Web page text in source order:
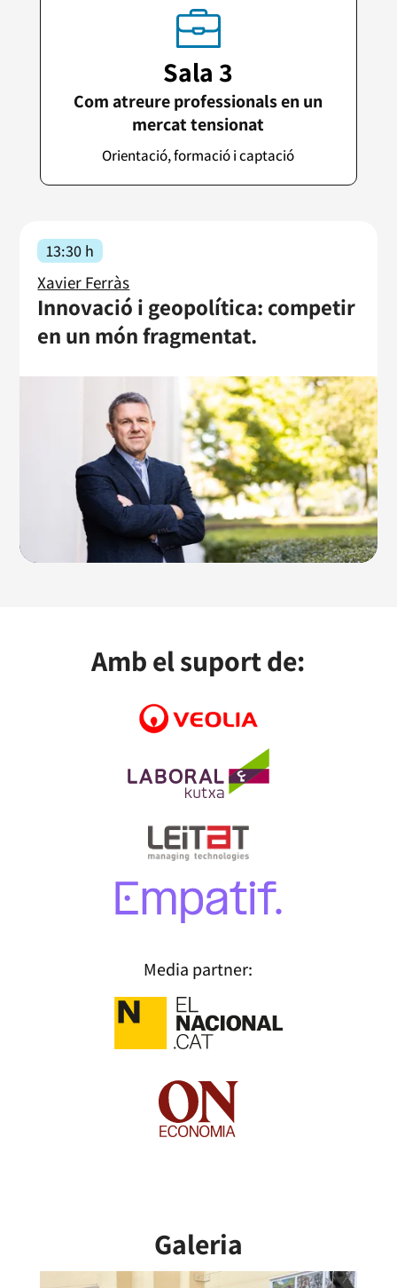
Sala 3
Com atreure professionals en un
mercat tensionat
Orientació, formació i captació
13:30 h
Xavier Ferràs
Innovació i geopolítica: competir
en un món fragmentat.
Amb el suport de:
Media partner:
Galeria